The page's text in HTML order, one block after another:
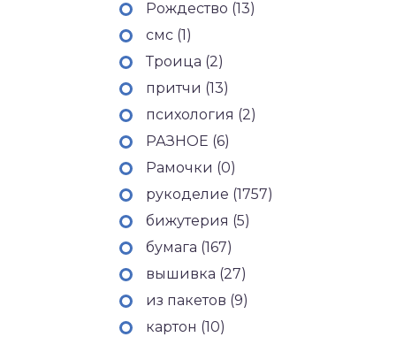
Рождество (13)
смс (1)
Троица (2)
притчи (13)
психология (2)
РАЗНОЕ (6)
Рамочки (0)
рукоделие (1757)
бижутерия (5)
бумага (167)
вышивка (27)
из пакетов (9)
картон (10)